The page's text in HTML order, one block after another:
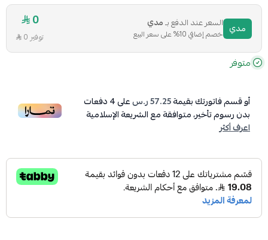
مدي السعر عند الدفع بـمدي
خصم إضافي 10% على سعر البيع
0
توفير 0
متوفر
أو قسم فاتورتك بقيمة57.25 ر.س على4دفعات
بدون رسوم تأخير، متوافقة مع الشريعة الإسلامية
اعرف أكثر